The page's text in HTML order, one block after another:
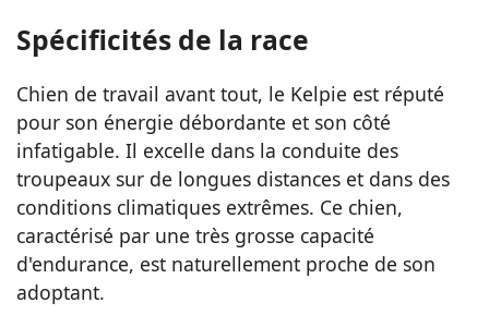
Spécificités de la race
Chien de travail avant tout, le Kelpie est réputé
pour son énergie débordante et son côté
infatigable. Il excelle dans la conduite des
troupeaux sur de longues distances et dans des
conditions climatiques extrêmes. Ce chien,
caractérisé par une très grosse capacité
d'endurance, est naturellement proche de son
adoptant.